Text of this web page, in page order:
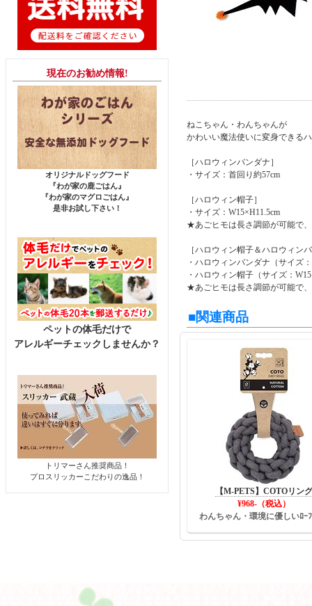
ねこちゃん・わんちゃんが
かわいい魔法使いに変身できる
［ハロウィンバンダナ］
・サイズ： 首回り約57cm
［ハロウィン帽子］
・サイズ：W15×H11.5cm
★あごヒモは長さ調節が可能で
［ハロウィン帽子＆ハロウィン
・ハロウィンバンダナ（サイズ
・ハロウィン帽子（サイズ：
★あごヒモは長さ調節が可能で
■関連商品
【M-PETS】COTOリング
¥968-（税込）
わんちゃん・環境に優しいﾛｰﾌ
現在のお勧め情報!
オリジナルドッグフード
『わが家の鹿ごはん』
『わが家のマグロごはん』
是非お試し下さい！
ペットの体毛だけで
アレルギーチェックしませんか？
トリマーさん推奨商品！
プロスリッカーこだわりの逸品！